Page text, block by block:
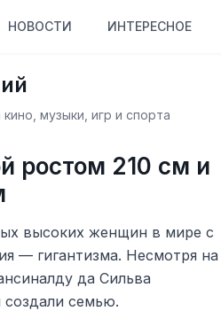
НОВОСТИ ИНТЕРЕСНОЕ
музыки, игр и спорта
ростом 210 см и
высоких женщин в мире с
— гигантизма. Несмотря на
да Сильва
семью.